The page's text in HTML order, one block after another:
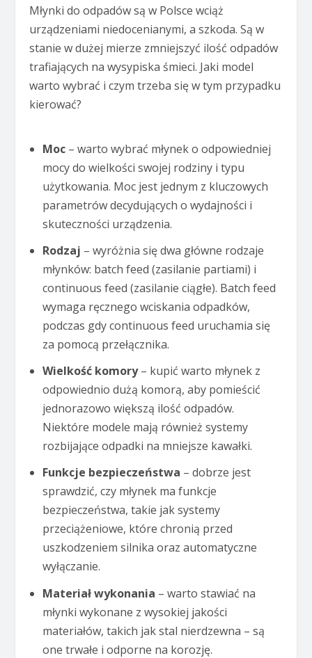
Młynki do odpadów są w Polsce wciąż
urządzeniami niedocenianymi, a szkoda. Są w
stanie w dużej mierze zmniejszyć ilość odpadów
trafiających na wysypiska śmieci. Jaki model
warto wybrać i czym trzeba się w tym przypadku
kierować?
Moc– warto wybrać młynek o odpowiedniej
mocy do wielkości swojej rodziny i typu
użytkowania. Moc jest jednym z kluczowych
parametrów decydujących o wydajności i
skuteczności urządzenia.
Rodzaj – wyróżnia się dwa główne rodzaje
młynków: batch feed (zasilanie partiami) i
continuous feed (zasilanie ciągłe). Batch feed
wymaga ręcznego wciskania odpadków,
podczas gdy continuous feed uruchamia się
za pomocą przełącznika.
Wielkość komory– kupić warto młynek z
odpowiednio dużą komorą, aby pomieścić
jednorazowo większą ilość odpadów.
Niektóre modele mają również systemy
rozbijające odpadki na mniejsze kawałki.
Funkcje bezpieczeństwa – dobrze jest
sprawdzić, czy młynek ma funkcje
bezpieczeństwa, takie jak systemy
przeciążeniowe, które chronią przed
uszkodzeniem silnika oraz automatyczne
wyłączanie.
Materiał wykonania – warto stawiać na
młynki wykonane z wysokiej jakości
materiałów, takich jak stal nierdzewna – są
one trwałe i odporne na korozję.